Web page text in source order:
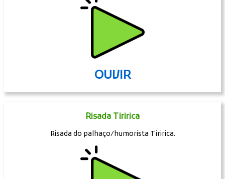
OUVIR
Risada Tiririca
Risada do palhaço/humorista Tiririca.